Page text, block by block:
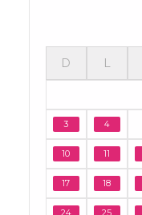
D L
3 4
10 11
17 18